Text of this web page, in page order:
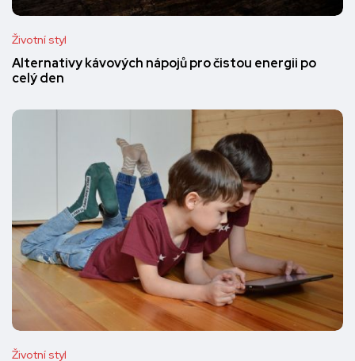
Životní styl
Alternativy kávových nápojů pro čistou energii po
celý den
Životní styl